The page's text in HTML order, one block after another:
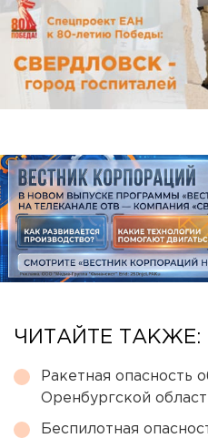
ЧИТАЙТЕ ТАКЖЕ:
Ракетная опасность
Оренбургской
Беспилотная